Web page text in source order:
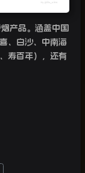
产品。涵盖中国
、白沙、中南海
寿百年），还有